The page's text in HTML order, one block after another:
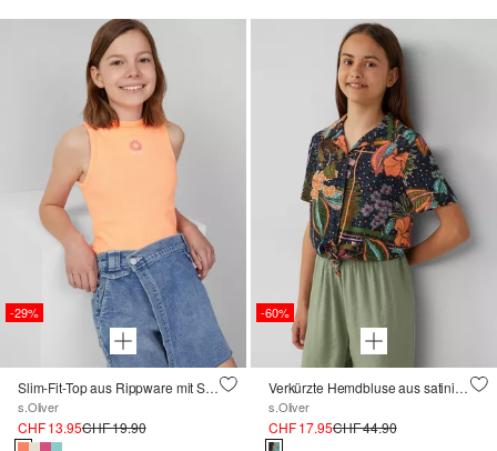
-29%
Slim-Fit-Top aus Rippware mit Stickerei
s.Oliver
CHF 13.95CHF 19.90
-60%
Verkürzte Hemdbluse aus satinierter Viskose
s.Oliver
CHF 17.95CHF 44.90